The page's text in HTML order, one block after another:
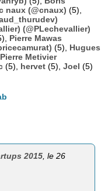
naux (@cnaux) (5),
(@PLechevallier)
Pierre Mawas
(5), Hugues
Pierre Metivier
(5), hervet (5), Joel (5)
2015 , le 26